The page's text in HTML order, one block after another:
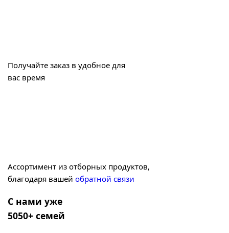
Получайте заказ в удобное для
вас время
Ассортимент из отборных продуктов,
благодаря вашей обратной связи
С нами уже
5050+ семей